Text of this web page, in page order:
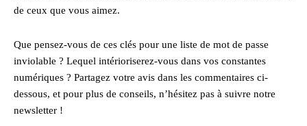
de ceux que vous aimez.
Que pensez-vous de ces clés pour une liste de mot de passe
inviolable ? Lequel intérioriserez-vous dans vos constantes
numériques ? Partagez votre avis dans les commentaires ci-
dessous, et pour plus de conseils, n’hésitez pas à suivre notre
newsletter !